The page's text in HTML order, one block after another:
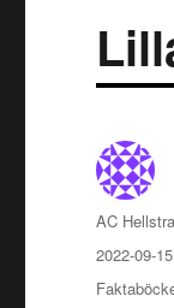
Författare
AC
Publicerat
den
2022-09-15
Kategorier